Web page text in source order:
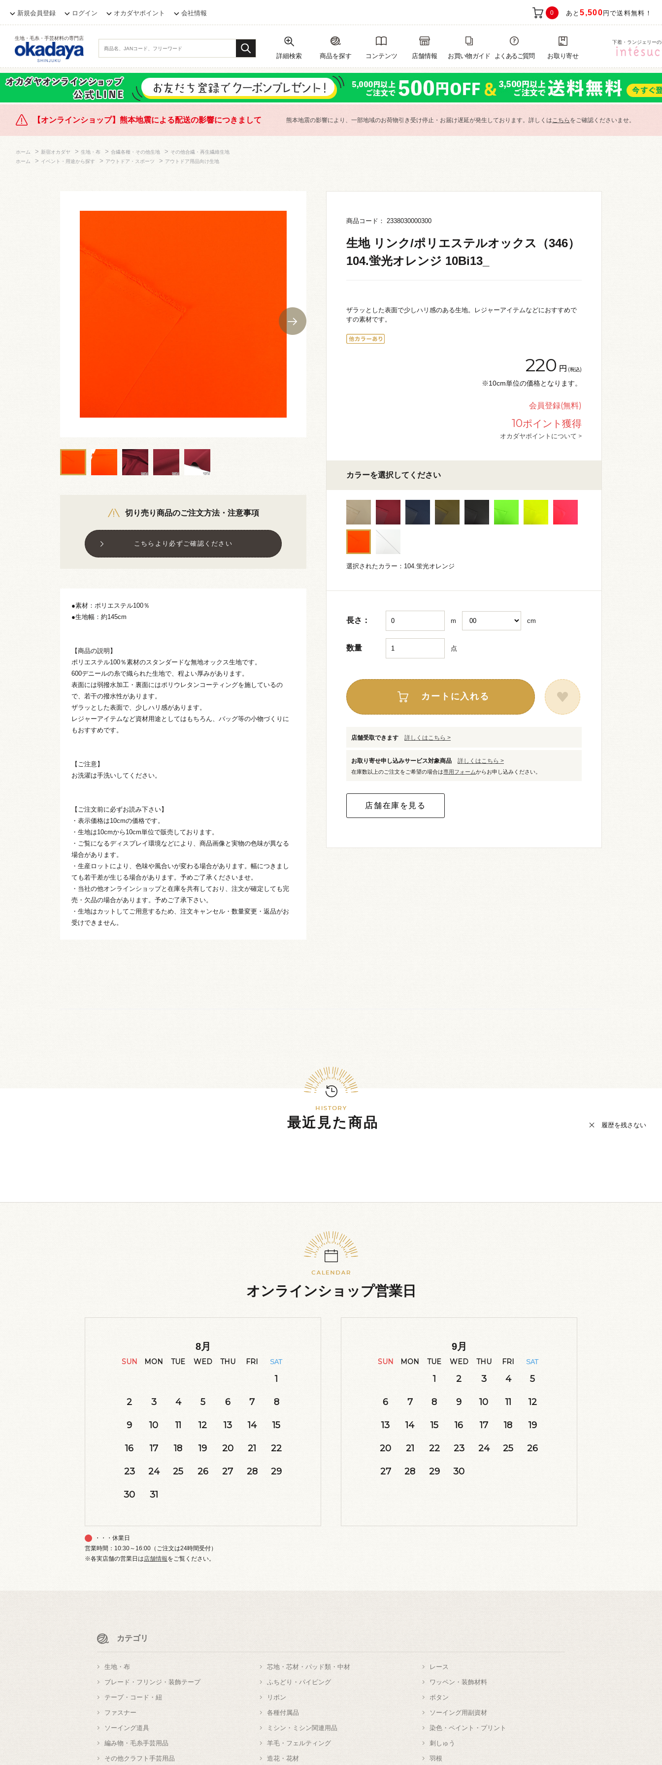
新規会員登録 ログイン オカダヤポイント 会社情報 0 あと5,500 円で送料無料！
生地・毛糸・手芸材料の専門店
詳細検索 商品を探す コンテンツ 店舗情報 お買い物ガイド よくあるご質問 お取り寄せ
下着・ランジェリー
【オンラインショップ】熊本地震による配送の影響につきまして 熊本地震の影響により、一部地域のお荷物引き受け停止・お届け遅延が発生しております。詳しくはこちら をご確認くださいませ。
ホーム > 新宿オカダヤ > 生地・布 > 合繊各種・その他生地 > その他合繊・再生繊維生地
ホーム
> イベント・用途から探す > アウトドア・スポーツ > アウトドア用品向け生地
切り売り商品のご注文方法・注意事項
こちらより必ずご確認ください
●素材：ポリエステル100％
●生地幅：約145cm
【商品の説明】
ポリエステル100％素材のスタンダードな無地オックス生地です。
600デニールの糸で織られた生地で、程よい厚みがあります。
表面には弱撥水加工・裏面にはポリウレタンコーティングを施しているの
で、若干の撥水性があります。
ザラッとした表面で、少しハリ感があります。
レジャーアイテムなど資材用途としてはもちろん、バッグ等の小物づくりに
もおすすめです。
【ご注意】
お洗濯は手洗いしてください。
【ご注文前に必ずお読み下さい】
・表示価格は10cmの価格です。
・生地は10cmから10cm単位で販売しております。
・ご覧になるディスプレイ環境などにより、商品画像と実物の色味が異なる
場合があります。
・生産ロットにより、色味や風合いが変わる場合があります。幅につきまし
ても若干差が生じる場合があります。予めご了承くださいませ。
・当社の他オンラインショップと在庫を共有しており、注文が確定しても完
売・欠品の場合があります。予めご了承下さい。
・生地はカットしてご用意するため、注文キャンセル・数量変更・返品がお
受けできません。
商品コード： 2338030000300
生地 リンク/ポリエステルオックス（346）
104.蛍光オレンジ 10Bi13_
ザラッとした表面で少しハリ感のある生地。レジャーアイテムなどにおすすめで
すの素材です。
220 円 (税込)
※10cm単位の価格となります。
会員登録(無料)
10ポイント獲得
オカダヤポイントについて >
カラーを選択してください
選択されたカラー：104.蛍光オレンジ
長さ： m cm
数量 点
カートに入れる
店舗受取できます 詳しくはこちら >
お取り寄せ申し込みサービス対象商品 詳しくはこちら >
在庫数以上のご注文をご希望の場合は専用フォームからお申し込みください。
最近見た商品 履歴を残さない
オンラインショップ営業日
8月
SUN MON TUE WED THU FRI SAT
1
2 3 4 5 6 7 8
9 10 11 12 13 14 15
16 17 18 19 20 21 22
23 24 25 26 27 28 29
30 31
9月
SUN MON TUE WED THU FRI SAT
1 2 3 4 5
6 7 8 9 10 11 12
13 14 15 16 17 18 19
20 21 22 23 24 25 26
27 28 29 30
・・・休業日
営業時間：10:30～16:00（ご注文は24時間受付）
※各実店舗の営業日は店舗情報をご覧ください。
カテゴリ
生地・布 芯地・芯材・パッド類・中材 レース
ブレード・フリンジ・装飾テープ ふちどり・パイピング ワッペン・装飾材料
テープ・コード・紐 リボン ボタン
ファスナー 各種付属品 ソーイング用副資材
ソーイング道具 ミシン・ミシン関連用品 染色・ペイント・プリント
編み物・毛糸手芸用品 羊毛・フェルティング 刺しゅう
その他クラフト手芸用品 造花・花材 羽根